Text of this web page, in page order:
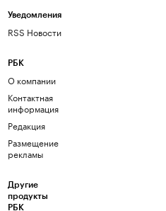
Уведомления
RSS Новости
РБК
О компании
Контактная
информация
Редакция
Размещение
рекламы
Другие
продукты
РБК